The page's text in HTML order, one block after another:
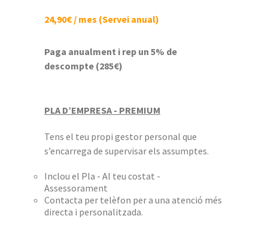
24,90€ / mes (Servei anual)
Paga anualment i rep un 5% de
descompte (285€)
PLA D’EMPRESA - PREMIUM
Tens el teu propi gestor personal que
s’encarrega de supervisar els assumptes.
Inclou el Pla - Al teu costat -
Assessorament
Contacta per telèfon per a una atenció més
directa i personalitzada.